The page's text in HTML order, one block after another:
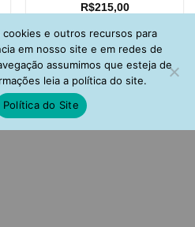
R$215,00
cookies e outros recursos para
em nosso site e em redes de
assumimos que esteja de
leia a política do site.
Política do Site